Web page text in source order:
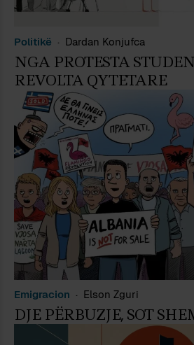
Politikë Dardan Konjufca
NGA PROTESTA
REVOLTA QYTETARE
Emigracion Elson Zguri
DJE PËRBUZJE, SOT